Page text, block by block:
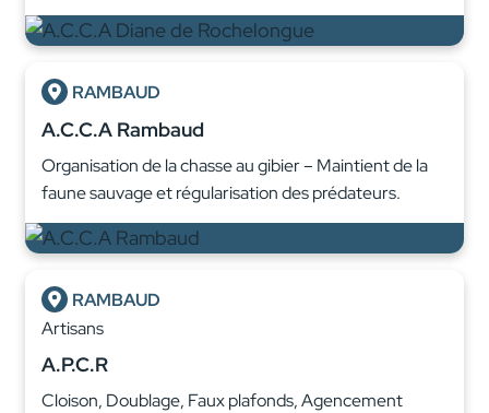
RAMBAUD
A.C.C.A Rambaud
Organisation de la chasse au gibier – Maintient de la
faune sauvage et régularisation des prédateurs.
RAMBAUD
Artisans
A.P.C.R
Cloison, Doublage, Faux plafonds, Agencement